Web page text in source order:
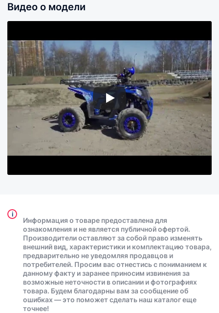
Видео о модели
i
Информация о товаре предоставлена для
ознакомления и не является публичной офертой.
Производители оставляют за собой право изменять
внешний вид, характеристики и комплектацию товара,
предварительно не уведомляя продавцов и
потребителей. Просим вас отнестись с пониманием к
данному факту и заранее приносим извинения за
возможные неточности в описании и фотографиях
товара. Будем благодарны вам за сообщение об
ошибках — это поможет сделать наш каталог еще
точнее!